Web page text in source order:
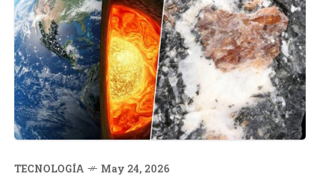
TECNOLOGÍA May 24, 2026